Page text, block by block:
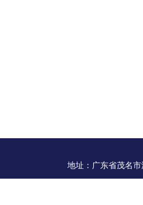
地址：广东省茂名市